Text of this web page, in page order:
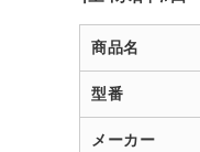
商品名
型番
メーカー